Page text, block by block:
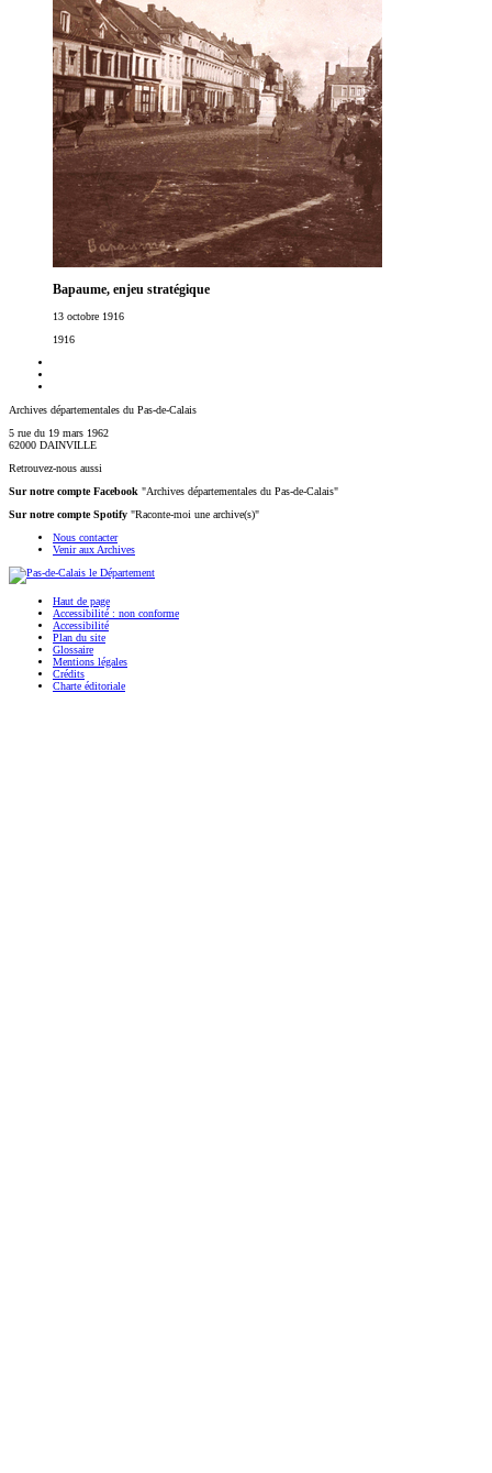
Bapaume, enjeu stratégique
13 octobre 1916
1916
Archives départementales du Pas-de-Calais
5 rue du 19 mars 1962
62000 DAINVILLE
Retrouvez-nous aussi
Sur notre compte Facebook "Archives départementales du Pas-de-Calais"
Sur notre compte Spotify "Raconte-moi une archive(s)"
Nous contacter
Venir aux Archives
Haut de page
Accessibilité : non conforme
Accessibilité
Plan du site
Glossaire
Mentions légales
Crédits
Charte éditoriale